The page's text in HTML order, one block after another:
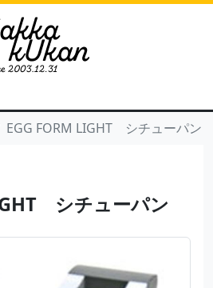
EGG FORM LIGHT シチューパン
シチューパン